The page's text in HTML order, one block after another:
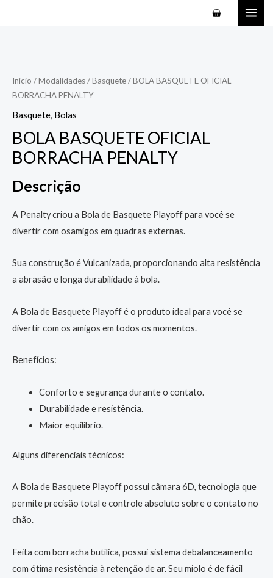
Início /Modalidades/Basquete/ BOLA BASQUETE OFICIAL
BORRACHA PENALTY
Basquete, Bolas
BOLA BASQUETE OFICIAL
BORRACHA PENALTY
Descrição
A Penalty criou a Bola de Basquete Playoff para você se
divertir com osamigos em quadras externas.
Sua construção é Vulcanizada, proporcionando alta resistência
a abrasão e longa durabilidade à bola.
A Bola de Basquete Playoff é o produto ideal para você se
divertir com os amigos em todos os momentos.
Benefícios:
Conforto e segurança durante o contato.
Durabilidade e resistência.
Maior equilíbrio.
Alguns diferenciais técnicos:
A Bola de Basquete Playoff possui câmara 6D, tecnologia que
permite precisão total e controle absoluto sobre o contato no
chão.
Feita com borracha butílica, possui sistema debalanceamento
com ótima resistência à retenção de ar. Seu miolo é de fácil